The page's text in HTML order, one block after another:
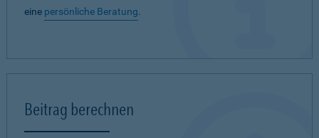
eine persönliche Beratung.
Beitrag berechnen